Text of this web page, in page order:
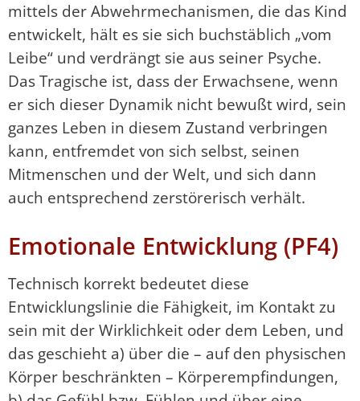
mittels der Abwehrmechanismen, die das Kind
entwickelt, hält es sie sich buchstäblich „vom
Leibe“ und verdrängt sie aus seiner Psyche.
Das Tragische ist, dass der Erwachsene, wenn
er sich dieser Dynamik nicht bewußt wird, sein
ganzes Leben in diesem Zustand verbringen
kann, entfremdet von sich selbst, seinen
Mitmenschen und der Welt, und sich dann
auch entsprechend zerstörerisch verhält.
Emotionale Entwicklung (PF4)
Technisch korrekt bedeutet diese
Entwicklungslinie die Fähigkeit, im Kontakt zu
sein mit der Wirklichkeit oder dem Leben, und
das geschieht a) über die – auf den physischen
Körper beschränkten – Körperempfindungen,